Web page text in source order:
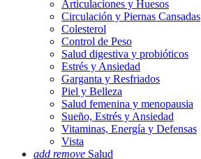
Articulaciones y Huesos
Circulación y Piernas Cansadas
Colesterol
Control de Peso
Salud digestiva y probióticos
Estrés y Ansiedad
Garganta y Resfriados
Piel y Belleza
Salud femenina y menopausia
Sueño, Estrés y Ansiedad
Vitaminas, Energía y Defensas
Vista
add remove Salud